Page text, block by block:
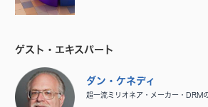
ゲスト・エキスパート
ダン・ケネディ
超一流ミリオネア・メーカー・DRM